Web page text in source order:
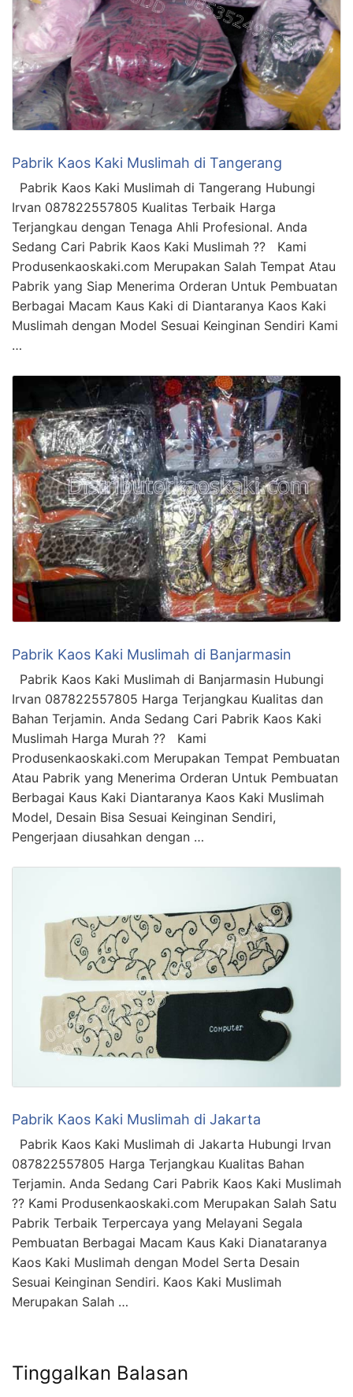
Pabrik Kaos Kaki Muslimah di Tangerang
Pabrik Kaos Kaki Muslimah di Tangerang Hubungi
Irvan 087822557805 Kualitas Terbaik Harga
Terjangkau dengan Tenaga Ahli Profesional. Anda
Sedang Cari Pabrik Kaos Kaki Muslimah ?? Kami
Produsenkaoskaki.com Merupakan Salah Tempat Atau
Pabrik yang Siap Menerima Orderan Untuk Pembuatan
Berbagai Macam Kaus Kaki di Diantaranya Kaos Kaki
Muslimah dengan Model Sesuai Keinginan Sendiri Kami
…
Pabrik Kaos Kaki Muslimah di Banjarmasin
Pabrik Kaos Kaki Muslimah di Banjarmasin Hubungi
Irvan 087822557805 Harga Terjangkau Kualitas dan
Bahan Terjamin. Anda Sedang Cari Pabrik Kaos Kaki
Muslimah Harga Murah ?? Kami
Produsenkaoskaki.com Merupakan Tempat Pembuatan
Atau Pabrik yang Menerima Orderan Untuk Pembuatan
Berbagai Kaus Kaki Diantaranya Kaos Kaki Muslimah
Model, Desain Bisa Sesuai Keinginan Sendiri,
Pengerjaan diusahkan dengan …
Pabrik Kaos Kaki Muslimah di Jakarta
Pabrik Kaos Kaki Muslimah di Jakarta Hubungi Irvan
087822557805 Harga Terjangkau Kualitas Bahan
Terjamin. Anda Sedang Cari Pabrik Kaos Kaki Muslimah
?? Kami Produsenkaoskaki.com Merupakan Salah Satu
Pabrik Terbaik Terpercaya yang Melayani Segala
Pembuatan Berbagai Macam Kaus Kaki Dianataranya
Kaos Kaki Muslimah dengan Model Serta Desain
Sesuai Keinginan Sendiri. Kaos Kaki Muslimah
Merupakan Salah …
Tinggalkan Balasan